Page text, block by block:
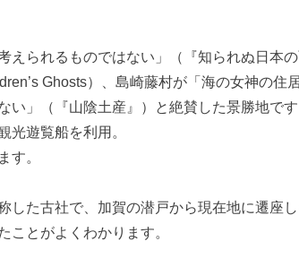
えられるものではない」（『知られぬ日本
Ghosts）、島崎藤村が「海の女神の住
」（『山陰土産』）と絶賛した景勝地です
光遊覧船を利用。
す。
した古社で、加賀の潜戸から現在地に遷座し
とがよくわかります。